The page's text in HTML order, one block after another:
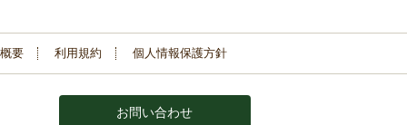
要 利用規約 個人情報保護方針
お問い合わせ